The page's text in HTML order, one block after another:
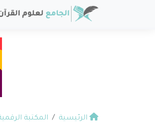
الرئيسية المكتبة